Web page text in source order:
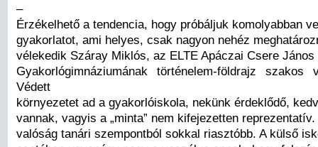
–
Érzékelhető a tendencia, hogy próbáljuk komolyabban
gyakorlatot, ami helyes, csak nagyon nehéz
vélekedik Száray Miklós, az ELTE Apáczai Csere János
Gyakorlógimnáziumának történelem-földrajz szakos
Védett
környezetet ad a gyakorlóiskola, nekünk érdeklődő,
vannak, vagyis a „minta” nem kifejezetten reprezentatív.
valóság tanári szempontból sokkal riasztóbb. A külső